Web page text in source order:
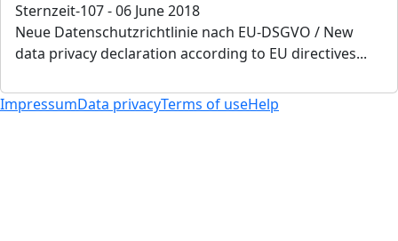
Sternzeit-107-06 June 2018
Neue Datenschutzrichtlinie nach EU-DSGVO / New
data privacy declaration according to EU directives...
ImpressumData privacyTerms of useHelp